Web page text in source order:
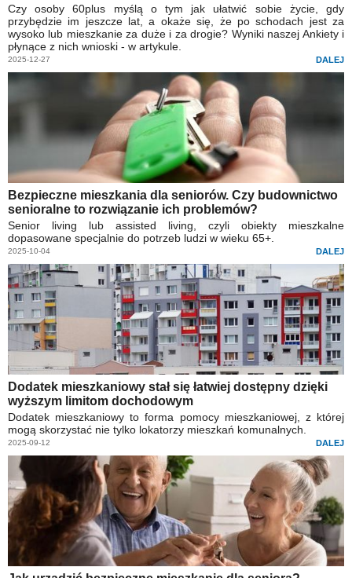
Czy osoby 60plus myślą o tym jak ułatwić sobie życie, gdy
przybędzie im jeszcze lat, a okaże się, że po schodach jest za
wysoko lub mieszkanie za duże i za drogie? Wyniki naszej Ankiety i
płynące z nich wnioski - w artykule.
2025-12-27 DALEJ
Bezpieczne mieszkania dla seniorów. Czy budownictwo
senioralne to rozwiązanie ich problemów?
Senior living lub assisted living, czyli obiekty mieszkalne
dopasowane specjalnie do potrzeb ludzi w wieku 65+.
2025-10-04 DALEJ
Dodatek mieszkaniowy stał się łatwiej dostępny dzięki
wyższym limitom dochodowym
Dodatek mieszkaniowy to forma pomocy mieszkaniowej, z której
mogą skorzystać nie tylko lokatorzy mieszkań komunalnych.
2025-09-12 DALEJ